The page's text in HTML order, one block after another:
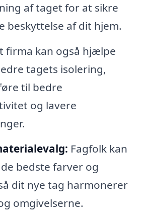
af taget for at sikre
beskyttelse af dit hjem.
firma kan også hjælpe
tagets isolering,
til bedre
og lavere
Fagfolk kan
bedste farver og
dit nye tag harmonerer
omgivelserne.